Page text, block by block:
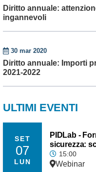
Diritto annuale:
ingannevoli
30 mar 2020
Diritto annuale: Importi
2021-2022
ULTIMI EVENTI
SET
07
LUN
PIDLab -
sicurezza:
15:00
Webinar